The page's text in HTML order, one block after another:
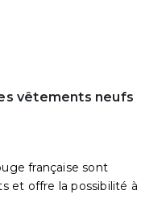
vêtements neufs
française sont
et offre la possibilité à